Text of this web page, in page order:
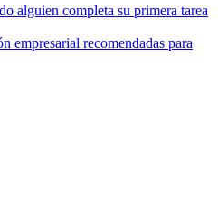
alguien completa su primera tarea
empresarial recomendadas para